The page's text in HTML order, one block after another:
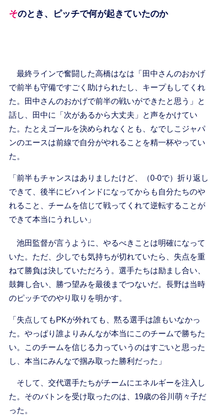
そのとき、ピッチで何が起きていたのか
最終ラインで奮闘した高橋はなは「田中さんのおかげ
で前半も守備ですごく助けられたし、キープもしてくれ
た。田中さんのおかげで前半の戦いができたと思う」と
話し、田中に「次があるから大丈夫」と声をかけてい
た。たとえゴールを決められなくとも、なでしこジャパ
ンのエースは前線で自分がやれることを精一杯やってい
た。
「前半もチャンスはありましたけど、（0-0で）折り返し
できて、後半にビハインドになってからも自分たちのや
れること、チームを信じて戦ってくれて逆転することが
できて本当にうれしい」
池田監督が言うように、やるべきことは明確になって
いた。ただ、少しでも気持ちが切れていたら、失点を重
ねて勝負は決していただろう。選手たちは励まし合い、
鼓舞し合い、勝つ望みを最後までつないだ。長野は当時
のピッチでのやり取りを明かす。
「失点してもPKが外れても、黙る選手は誰もいなかっ
た。やっぱり誰よりみんなが本当にこのチームで勝ちた
い。このチームを信じる力っていうのはすごいと思った
し、本当にみんなで掴み取った勝利だった」
そして、交代選手たちがチームにエネルギーを注入し
た。そのバトンを受け取ったのは、19歳の谷川萌々子だ
った。